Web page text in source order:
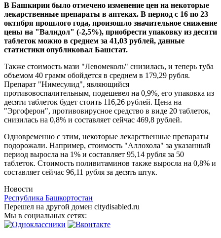
В Башкирии было отмечено изменение цен на некоторые
лекарственные препараты в аптеках. В период с 16 по 23
октября прошлого года, произошло значительное снижение
цены на "Валидол" (-2,5%), приобрести упаковку из десяти
таблеток можно в среднем за 41,03 рублей, данные
статистики опубликовал Башстат.
Также стоимость мази "Левомеколь" снизилась, и теперь туба
объемом 40 грамм обойдется в среднем в 179,29 рубля.
Препарат "Нимесулид", являющийся
противовоспалительным, подешевел на 0,9%, его упаковка из
десяти таблеток будет стоить 116,26 рублей. Цена на
"Эргоферон", противовирусное средство в виде 20 таблеток,
снизилась на 0,8% и составляет сейчас 469,8 рублей.
Одновременно с этим, некоторые лекарственные препараты
подорожали. Например, стоимость "Аллохола" за указанный
период выросла на 1% и составляет 95,14 рубля за 50
таблеток. Стоимость поливитаминов также выросла на 0,8% и
составляет сейчас 96,11 рубля за десять штук.
Новости
Республика Башкортостан
Перешел на другой домен citydisabled.ru
Мы в социальных сетях: